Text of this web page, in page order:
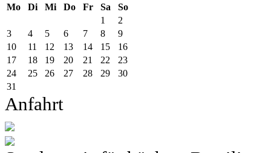
Mo
Di Mi Do Fr Sa
So
1
2
3
4 5 6 7 8
9
10
11 12 13 14 15
16
17
18 19 20 21 22
23
24
25 26 27 28 29
30
31
Anfahrt